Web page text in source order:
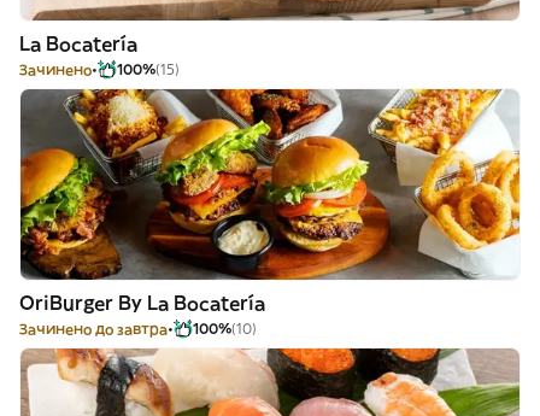
La Bocatería
Зачинено 100%(15)
OriBurger By La Bocatería
Зачинено до завтра 100%(10)